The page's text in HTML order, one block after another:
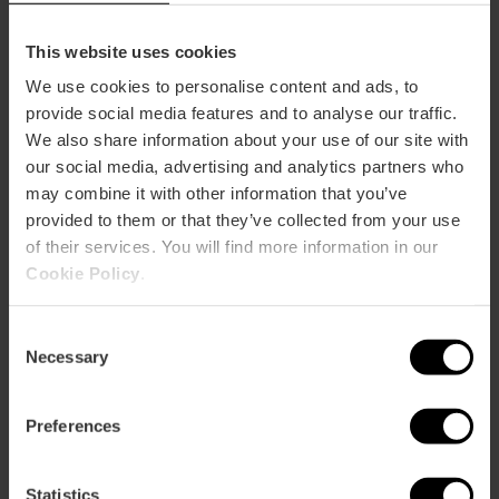
This website uses cookies
We use cookies to personalise content and ads, to
provide social media features and to analyse our traffic.
We also share information about your use of our site with
our social media, advertising and analytics partners who
may combine it with other information that you’ve
provided to them or that they’ve collected from your use
of their services. You will find more information in our
Cookie Policy
Selection
Necessary
Preferences
Statistics
Metro
L4
Calle Francisco Tomás y Valiente, s/n 46980
Paterna